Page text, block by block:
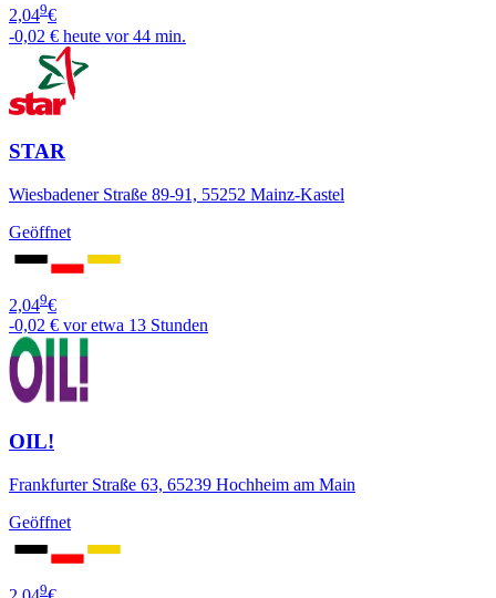
2,049€
-0,02 € heute vor 44 min.
STAR
Wiesbadener Straße 89-91, 55252 Mainz-Kastel
Geöffnet
2,049€
-0,02 € vor etwa 13 Stunden
OIL!
Frankfurter Straße 63, 65239 Hochheim am Main
Geöffnet
9